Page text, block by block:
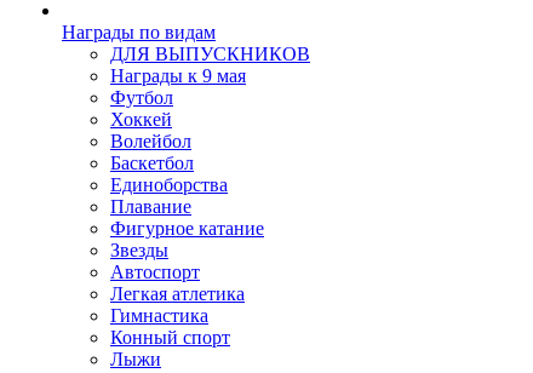
Награды по видам
ДЛЯ ВЫПУСКНИКОВ
Награды к 9 мая
Футбол
Хоккей
Волейбол
Баскетбол
Единоборства
Плавание
Фигурное катание
Звезды
Автоспорт
Легкая атлетика
Гимнастика
Конный спорт
Лыжи